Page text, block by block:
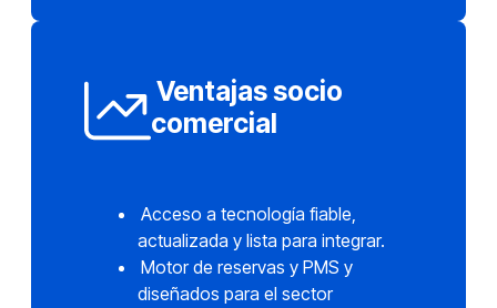
Ventajas socio
comercial
Acceso a tecnología fiable,
actualizada y lista para integrar.
Motor de reservas y PMS y
diseñados para el sector